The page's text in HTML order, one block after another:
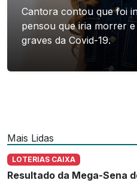
Cantora contou que foi
pensou que iria morrer
graves da Covid-19.
Mais Lidas
LOTERIAS CAIXA
Resultado da Mega-Sena